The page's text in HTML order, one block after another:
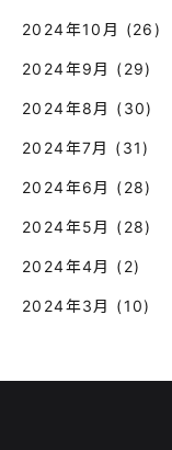
2024年10月 (26)
2024年9月 (29)
2024年8月 (30)
2024年7月 (31)
2024年6月 (28)
2024年5月 (28)
2024年4月 (2)
2024年3月 (10)